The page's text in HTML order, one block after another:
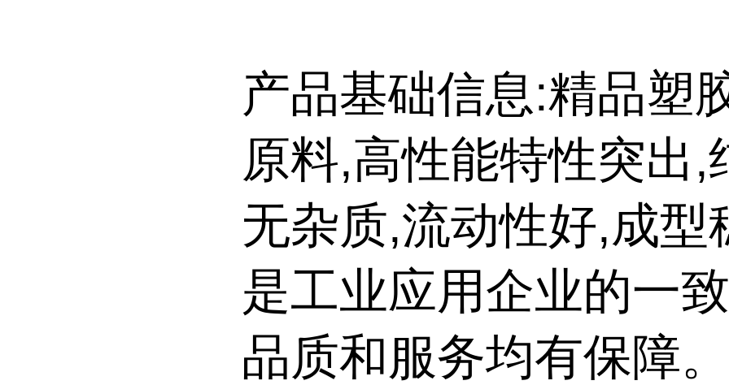
产品基础信息:精品塑
原料,高性能特性突出,
无杂质,流动性好,成型
是工业应用企业的一
品质和服务均有保障